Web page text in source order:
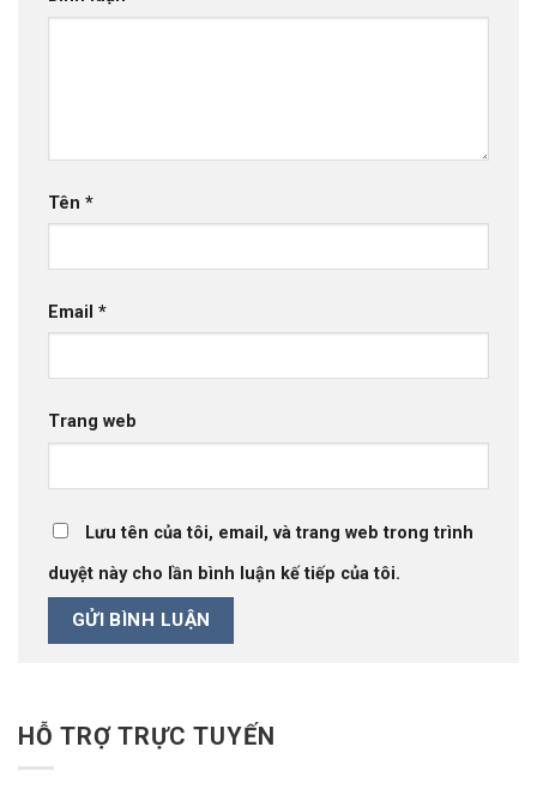
Tên *
Email *
Trang web
Lưu tên của tôi, email, và trang web trong trình
duyệt này cho lần bình luận kế tiếp của tôi.
HỖ TRỢ TRỰC TUYẾN